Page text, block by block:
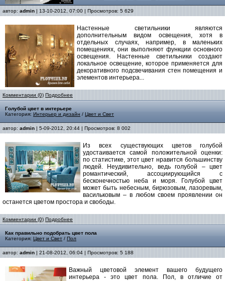
автор: admin | 13-10-2012, 07:00 | Просмотров: 5 629
Настенные светильники являются
дополнительным видом освещения, хотя в
отдельных случаях, например, в маленьких
помещениях, они выполняют функции основного
освещения. Настенные светильники создают
локальное освещение, которое применяется для
декоративного подсвечивания стен помещения и
элементов интерьера...
Комментарии (0) Подробнее
Голубой цвет в интерьере
Категория: Интерьер и дизайн / Цвет и Свет
автор: admin | 5-09-2012, 20:44 | Просмотров: 8 002
Из всех существующих цветов голубой
удостаивается самой положительной оценки:
по статистике, этот цвет нравится большинству
людей. Неудивительно, ведь голубой – цвет
романтический, ассоциирующийся с
бесконечностью неба и моря. Голубой цвет
может быть небесным, бирюзовым, лазоревым,
васильковым – в любом своем проявлении он
останется цветом простора и свободы.
Комментарии (0) Подробнее
Как правильно подобрать цвет пола
Категория: Цвет и Свет / Пол
автор: admin | 21-08-2012, 06:04 | Просмотров: 5 188
Важный цветовой элемент вашего будущего
интерьера - это цвет пола. Пол, в отличие от